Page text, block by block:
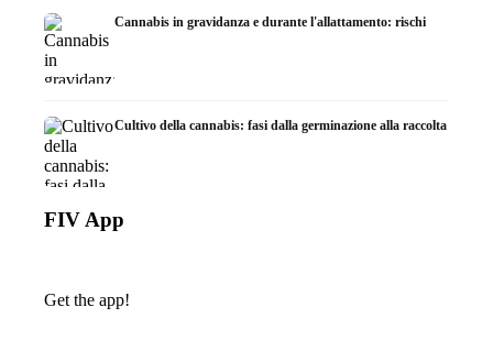
Cannabis in gravidanza e durante l'allattamento: rischi
Cultivo della cannabis: fasi dalla germinazione alla raccolta
FIV App
Get the app!